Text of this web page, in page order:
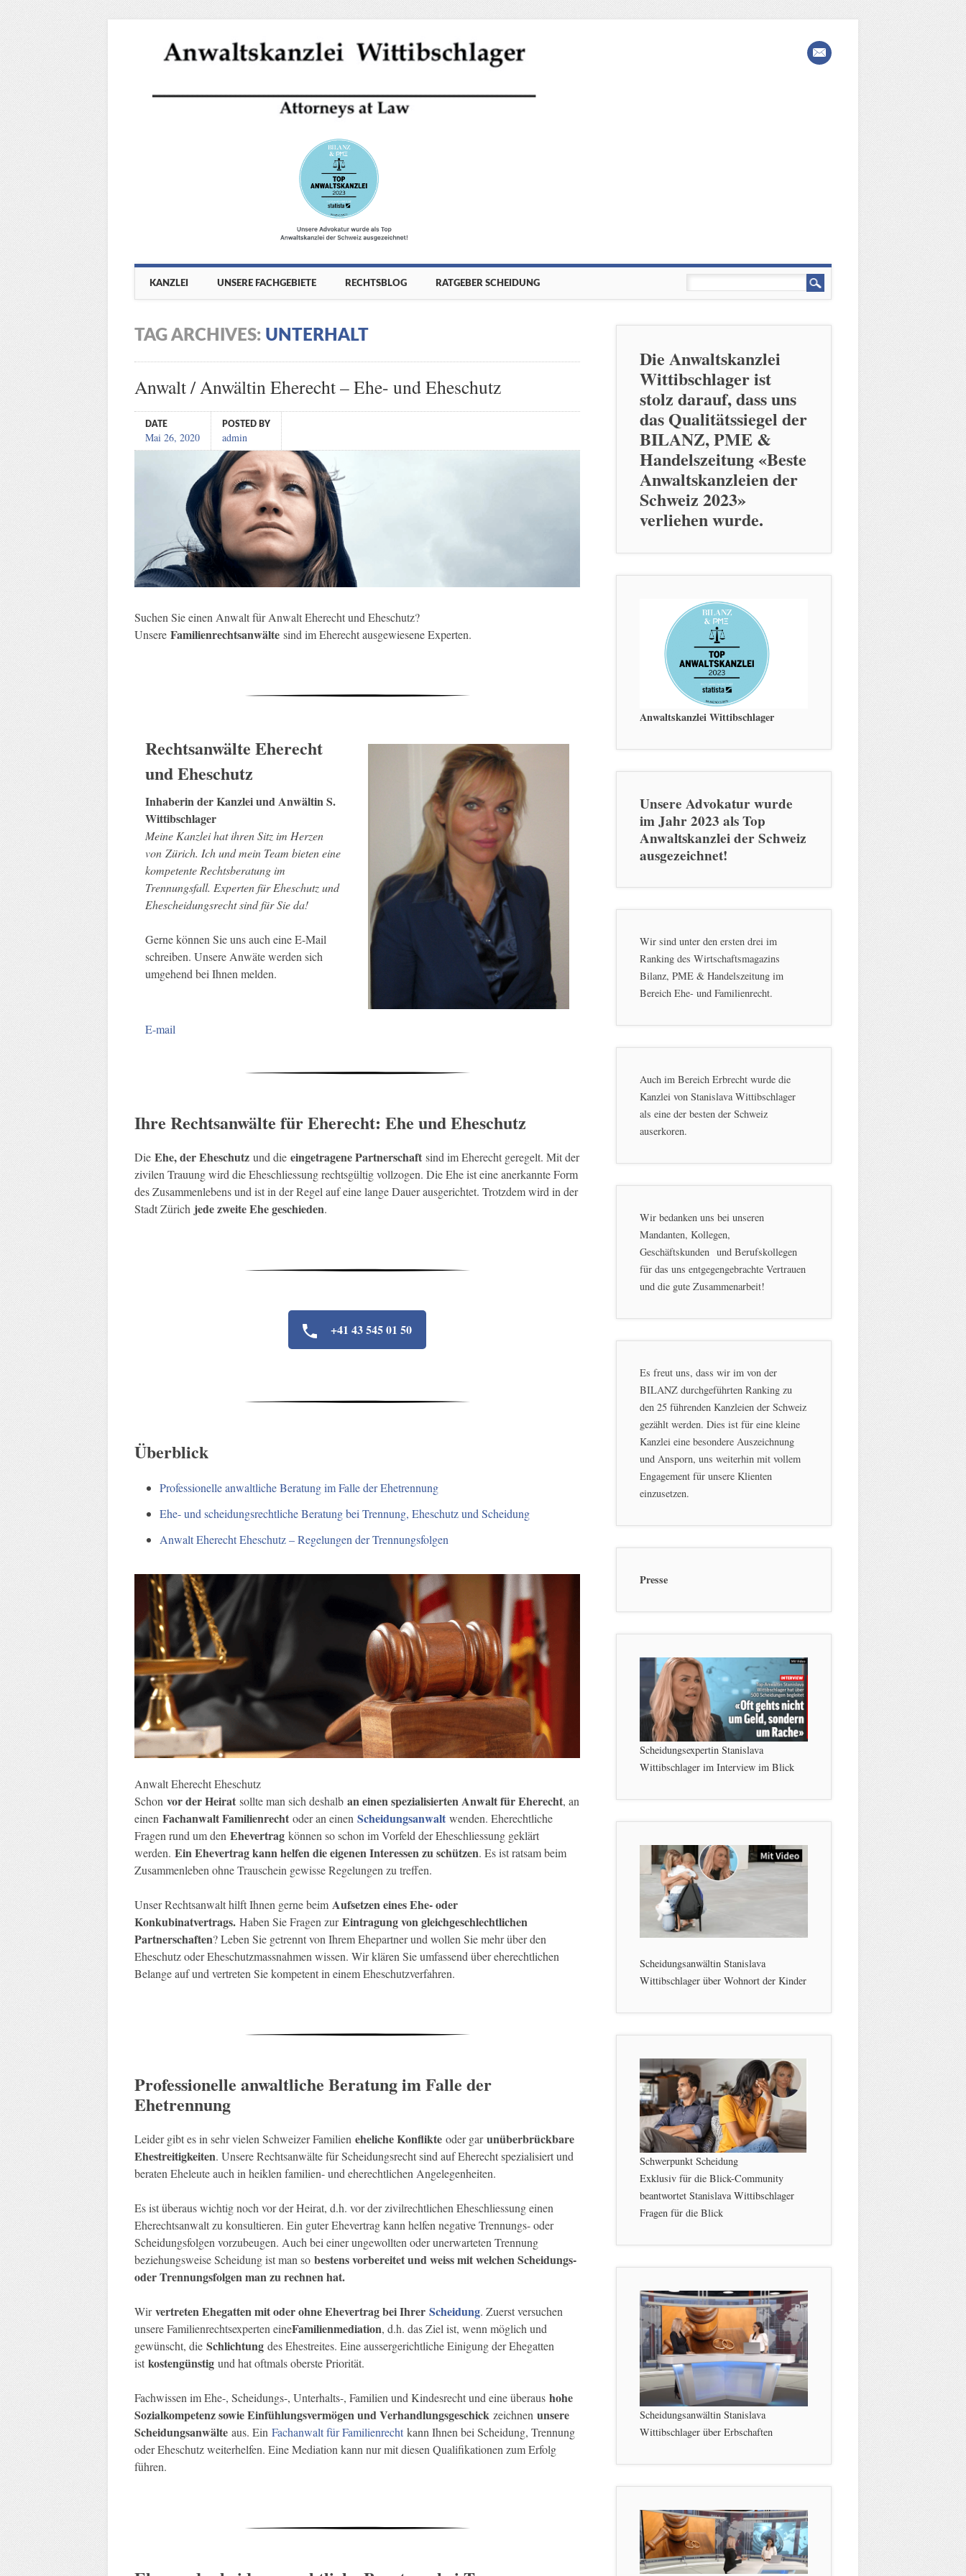
Main menu
KANZLEI UNSERE FACHGEBIETE RECHTSBLOG RATGEBER SCHEIDUNG
TAG ARCHIVES: UNTERHALT
Anwalt / Anwältin Eherecht – Ehe- und Eheschutz
DATE
Mai 26, 2020
POSTED BY
admin
Suchen Sie einen Anwalt für Anwalt Eherecht und Eheschutz?
Unsere Familienrechtsanwälte sind im Eherecht ausgewiesene Experten.
Rechtsanwälte Eherecht
und Eheschutz
Inhaberin der Kanzlei und Anwältin S.
Wittibschlager
Meine Kanzlei hat ihren Sitz im Herzen
von Zürich. Ich und mein Team bieten eine
kompetente Rechtsberatung im
Trennungsfall. Experten für Eheschutz und
Ehescheidungsrecht sind für Sie da!
Gerne können Sie uns auch eine E-Mail
schreiben. Unsere Anwäte werden sich
umgehend bei Ihnen melden.
E-mail
Ihre Rechtsanwälte für Eherecht: Ehe und Eheschutz
Die Ehe, der Eheschutzund dieeingetragene Partnerschaftsind im Eherecht geregelt. Mit der
zivilen Trauung wird die Eheschliessung rechtsgültig vollzogen. Die Ehe ist eine anerkannte Form
des Zusammenlebens und ist in der Regel auf eine lange Dauer ausgerichtet. Trotzdem wird in der
Stadt Zürichjede zweite Ehe geschieden.
+41 43 545 01 50
Überblick
Professionelle anwaltliche Beratung im Falle der Ehetrennung
Ehe- und scheidungsrechtliche Beratung bei Trennung, Eheschutz und Scheidung
Anwalt Eherecht Eheschutz – Regelungen der Trennungsfolgen
Anwalt Eherecht Eheschutz
Schon vor der Heiratsollte man sich deshalban einen spezialisierten Anwalt für Eherecht, an
einen Fachanwalt Familienrechtoder an einen Scheidungsanwalt wenden. Eherechtliche
Fragen rund um den Ehevertragkönnen so schon im Vorfeld der Eheschliessung geklärt
werden. Ein Ehevertrag kann helfen die eigenen Interessen zu schützen. Es ist ratsam beim
Zusammenleben ohne Trauschein gewisse Regelungen zu treffen.
Unser Rechtsanwalt hilft Ihnen gerne beim Aufsetzen eines Ehe- oder
Konkubinatvertrags.Haben Sie Fragen zurEintragung von gleichgeschlechtlichen
Partnerschaften? Leben Sie getrennt von Ihrem Ehepartner und wollen Sie mehr über den
Eheschutz oder Eheschutzmassnahmen wissen. Wir klären Sie umfassend über eherechtlichen
Belange auf und vertreten Sie kompetent in einem Eheschutzverfahren.
Professionelle anwaltliche Beratung im Falle der
Ehetrennung
Leider gibt es in sehr vielen Schweizer Familien eheliche Konflikteoder garunüberbrückbare
Ehestreitigkeiten. Unsere Rechtsanwälte für Scheidungsrecht sind auf Eherecht spezialisiert und
beraten Eheleute auch in heiklen familien- und eherechtlichen Angelegenheiten.
Es ist überaus wichtig noch vor der Heirat, d.h. vor der zivilrechtlichen Eheschliessung einen
Eherechtsanwalt zu konsultieren. Ein guter Ehevertrag kann helfen negative Trennungs- oder
Scheidungsfolgen vorzubeugen. Auch bei einer ungewollten oder unerwarteten Trennung
beziehungsweise Scheidung ist man so bestens vorbereitet und weiss mit welchen Scheidungs-
oder Trennungsfolgen man zu rechnen hat.
Wirvertreten Ehegatten mit oder ohne Ehevertrag bei Ihrer Scheidung. Zuerst versuchen
unsere Familienrechtsexperten eineFamilienmediation, d.h. das Ziel ist, wenn möglich und
gewünscht, die Schlichtungdes Ehestreites. Eine aussergerichtliche Einigung der Ehegatten
ist kostengünstigund hat oftmals oberste Priorität.
Fachwissen im Ehe-, Scheidungs-, Unterhalts-, Familien und Kindesrecht und eine überaus hohe
Sozialkompetenz sowie Einfühlungsvermögen und Verhandlungsgeschick zeichnen unsere
Scheidungsanwälte aus. Ein Fachanwalt für Familienrechtkann Ihnen bei Scheidung, Trennung
oder Eheschutz weiterhelfen. Eine Mediation kann nur mit diesen Qualifikationen zum Erfolg
führen.
Die Anwaltskanzlei
Wittibschlager ist
stolz darauf, dass uns
das Qualitätssiegel der
BILANZ, PME &
Handelszeitung «Beste
Anwaltskanzleien der
Schweiz 2023»
verliehen wurde.
Anwaltskanzlei Wittibschlager
Unsere Advokatur wurde
im Jahr 2023 als Top
Anwaltskanzlei der Schweiz
ausgezeichnet!
Wir sind unter den ersten drei im
Ranking des Wirtschaftsmagazins
Bilanz, PME & Handelszeitung im
Bereich Ehe- und Familienrecht.
Auch im Bereich Erbrecht wurde die
Kanzlei von Stanislava Wittibschlager
als eine der besten der Schweiz
auserkoren.
Wir bedanken uns bei unseren
Mandanten, Kollegen,
Geschäftskunden und Berufskollegen
für das uns entgegengebrachte Vertrauen
und die gute Zusammenarbeit!
Es freut uns, dass wir im von der
BILANZ durchgeführten Ranking zu
den 25 führenden Kanzleien der Schweiz
gezählt werden. Dies ist für eine kleine
Kanzlei eine besondere Auszeichnung
und Ansporn, uns weiterhin mit vollem
Engagement für unsere Klienten
einzusetzen.
Presse
Scheidungsexpertin Stanislava
Wittibschlager im Interview im Blick
Scheidungsanwältin Stanislava
Wittibschlager über Wohnort der Kinder
Schwerpunkt Scheidung
Exklusiv für die Blick-Community
beantwortet Stanislava Wittibschlager
Fragen für die Blick
Scheidungsanwältin Stanislava
Wittibschlager über Erbschaften